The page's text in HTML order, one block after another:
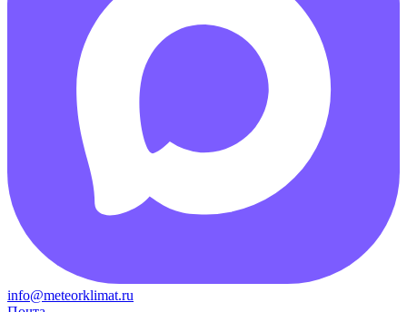
info@meteorklimat.ru